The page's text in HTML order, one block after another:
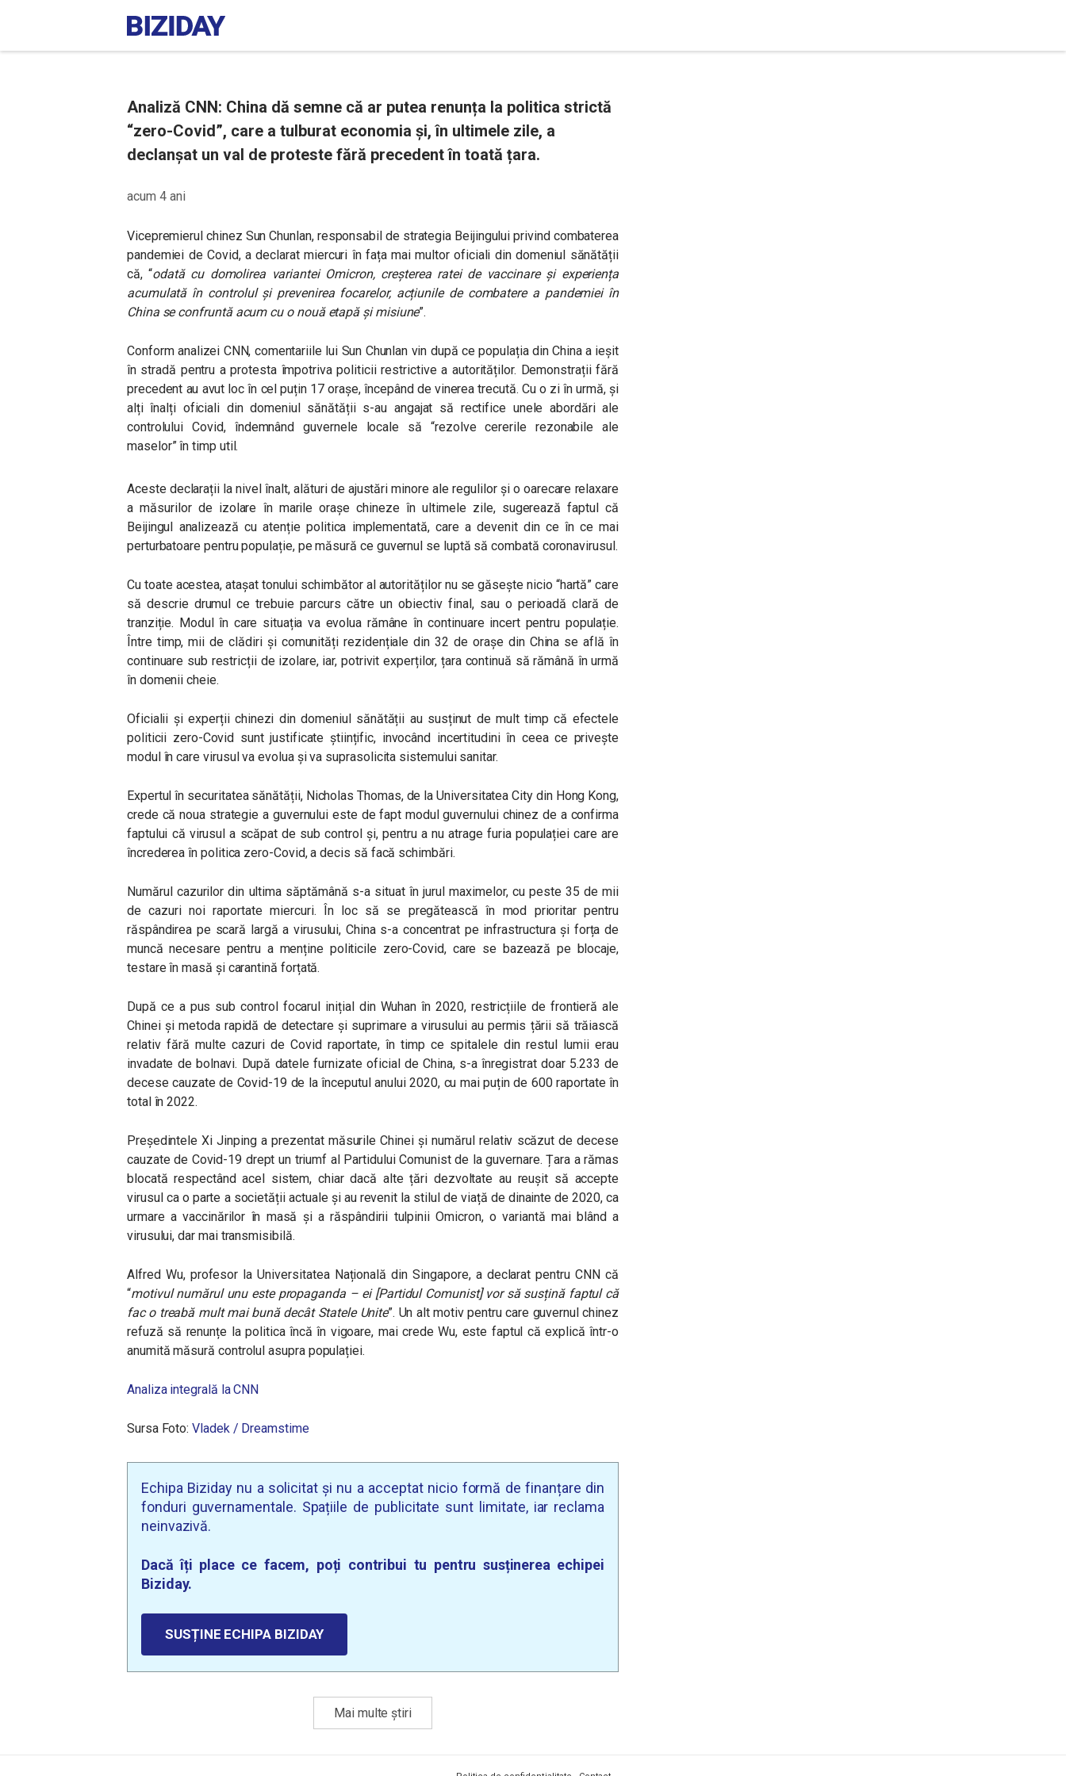
Analiză CNN: China dă semne că ar putea renunța la politica strictă
“zero-Covid”, care a tulburat economia și, în ultimele zile, a
declanșat un val de proteste fără precedent în toată țara.
acum 4 ani
Vicepremierul chinez Sun Chunlan, responsabil de strategia Beijingului privind combaterea
pandemiei de Covid, a declarat miercuri în fața mai multor oficiali din domeniul sănătății
că,“odată cu domolirea variantei Omicron, creșterea ratei de vaccinare și experiența
acumulată în controlul și prevenirea focarelor, acțiunile de combatere a pandemiei în
China se confruntă acum cu o nouă etapă și misiune”.
Conform analizei CNN, comentariile lui Sun Chunlan vin după ce populația din China a ieșit
în stradă pentru a protesta împotriva politicii restrictive a autorităților. Demonstrații fără
precedent au avut loc în cel puțin 17 orașe, începând de vinerea trecută. Cu o zi în urmă, și
alți înalți oficiali din domeniul sănătății s-au angajat să rectifice unele abordări ale
controlului Covid, îndemnând guvernele locale să “rezolve cererile rezonabile ale
maselor” în timp util.
Aceste declarații la nivel înalt, alături de ajustări minore ale regulilor și o oarecare relaxare
a măsurilor de izolare în marile orașe chineze în ultimele zile, sugerează faptul că
Beijingul analizează cu atenție politica implementată, care a devenit din ce în ce mai
perturbatoare pentru populație, pe măsură ce guvernul se luptă să combată coronavirusul.
Cu toate acestea, atașat tonului schimbător al autorităților nu se găsește nicio “hartă” care
să descrie drumul ce trebuie parcurs către un obiectiv final, sau o perioadă clară de
tranziție. Modul în care situația va evolua rămâne în continuare incert pentru populație.
Între timp, mii de clădiri și comunități rezidențiale din 32 de orașe din China se află în
continuare sub restricții de izolare, iar, potrivit experților, țara continuă să rămână în urmă
în domenii cheie.
Oficialii și experții chinezi din domeniul sănătății au susținut de mult timp că efectele
politicii zero-Covid sunt justificate științific, invocând incertitudini în ceea ce privește
modul în care virusul va evolua și va suprasolicita sistemului sanitar.
Expertul în securitatea sănătății, Nicholas Thomas, de la Universitatea City din Hong Kong,
crede că noua strategie a guvernului este de fapt modul guvernului chinez de a confirma
faptului că virusul a scăpat de sub control și, pentru a nu atrage furia populației care are
încrederea în politica zero-Covid, a decis să facă schimbări.
Numărul cazurilor din ultima săptămână s-a situat în jurul maximelor, cu peste 35 de mii
de cazuri noi raportate miercuri. În loc să se pregătească în mod prioritar pentru
răspândirea pe scară largă a virusului, China s-a concentrat pe infrastructura și forța de
muncă necesare pentru a menține politicile zero-Covid, care se bazează pe blocaje,
testare în masă și carantină forțată.
După ce a pus sub control focarul inițial din Wuhan în 2020, restricțiile de frontieră ale
Chinei și metoda rapidă de detectare și suprimare a virusului au permis țării să trăiască
relativ fără multe cazuri de Covid raportate, în timp ce spitalele din restul lumii erau
invadate de bolnavi. După datele furnizate oficial de China, s-a înregistrat doar 5.233 de
decese cauzate de Covid-19 de la începutul anului 2020, cu mai puțin de 600 raportate în
total în 2022.
Președintele Xi Jinping a prezentat măsurile Chinei și numărul relativ scăzut de decese
cauzate de Covid-19 drept un triumf al Partidului Comunist de la guvernare. Țara a rămas
blocată respectând acel sistem, chiar dacă alte țări dezvoltate au reușit să accepte
virusul ca o parte a societății actuale și au revenit la stilul de viață de dinainte de 2020, ca
urmare a vaccinărilor în masă și a răspândirii tulpinii Omicron, o variantă mai blând a
virusului, dar mai transmisibilă.
Alfred Wu, profesor la Universitatea Națională din Singapore, a declarat pentru CNN că
“motivul numărul unu este propaganda – ei [Partidul Comunist] vor să susțină faptul că
fac o treabă mult mai bună decât Statele Unite”. Un alt motiv pentru care guvernul chinez
refuză să renunțe la politica încă în vigoare, mai crede Wu, este faptul că explică într-o
anumită măsură controlul asupra populației.
Analiza integrală la CNN
Sursa Foto:Vladek / Dreamstime
Echipa Biziday nu a solicitat și nu a acceptat nicio formă de finanțare din
fonduri guvernamentale. Spațiile de publicitate sunt limitate, iar reclama
neinvazivă.
Dacă îți place ce facem, poți contribui tu pentru susținerea echipei
Biziday.
SUSȚINE ECHIPA BIZIDAY
Mai multe știri